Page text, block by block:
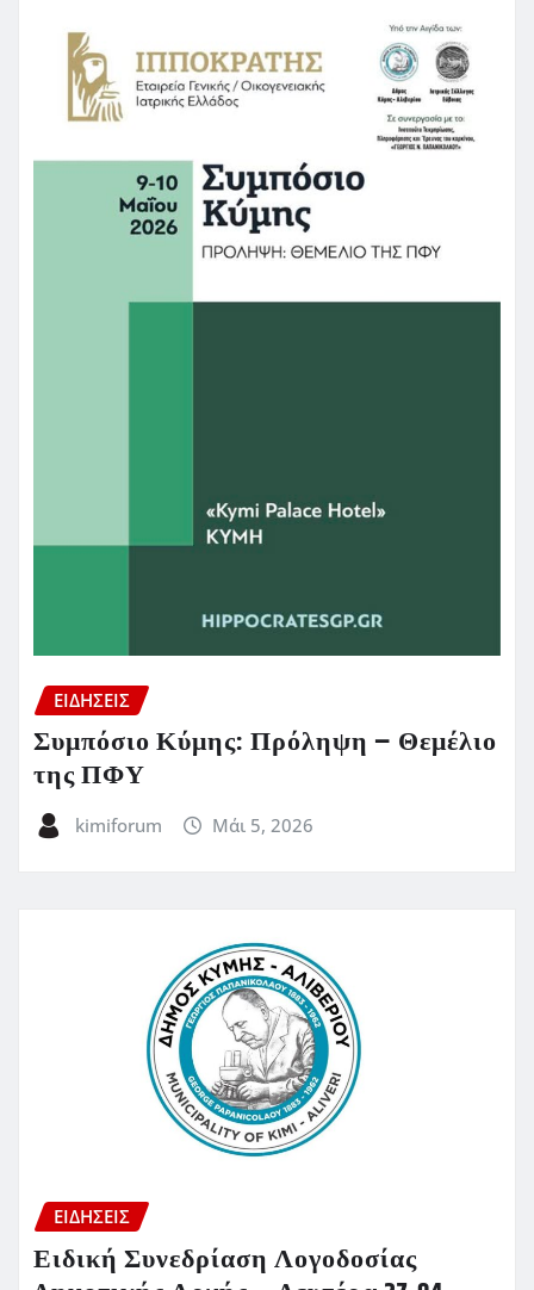
ΕΙΔΗΣΕΙΣ
Συμπόσιο Κύμης: Πρόληψη – Θεμέλιο
της ΠΦΥ
kimiforum Μάι 5, 2026
ΕΙΔΗΣΕΙΣ
Ειδική Συνεδρίαση Λογοδοσίας